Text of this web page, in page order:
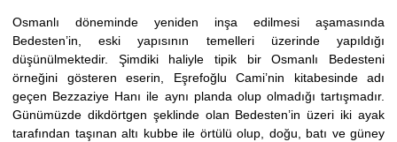
Osmanlı döneminde yeniden inşa edilmesi aşamasında
Bedesten’in, eski yapısının temelleri üzerinde yapıldığı
düşünülmektedir. Şimdiki haliyle tipik bir Osmanlı Bedesteni
örneğini gösteren eserin, Eşrefoğlu Cami’nin kitabesinde adı
geçen Bezzaziye Hanı ile aynı planda olup olmadığı tartışmadır.
Günümüzde dikdörtgen şeklinde olan Bedesten’in üzeri iki ayak
tarafından taşınan altı kubbe ile örtülü olup, doğu, batı ve güney